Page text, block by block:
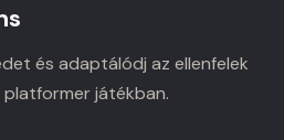
és adaptálódj az ellenfelek
játékban.